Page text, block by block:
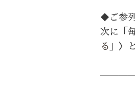
◆ご参
次に「
る 」〉